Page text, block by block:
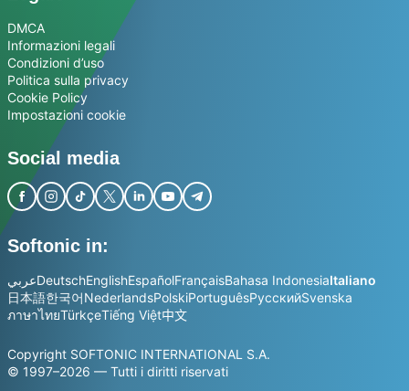
DMCA
Informazioni legali
Condizioni d’uso
Politica sulla privacy
Cookie Policy
Impostazioni cookie
Social media
Softonic in:
عربيDeutschEnglishEspañolFrançaisBahasa IndonesiaItaliano
日本語한국어NederlandsPolskiPortuguêsРусскийSvenska
ภาษาไทยTürkçeTiếng Việt中文
Copyright SOFTONIC INTERNATIONAL S.A.
© 1997–2026 — Tutti i diritti riservati